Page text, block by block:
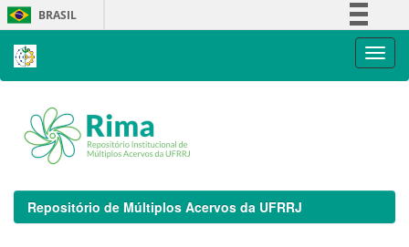
Skip
navigation
BRASIL
Repositório de Múltiplos Acervos da UFRRJ